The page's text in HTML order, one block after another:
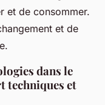
et de consommer.
et de
dans le
techniques et